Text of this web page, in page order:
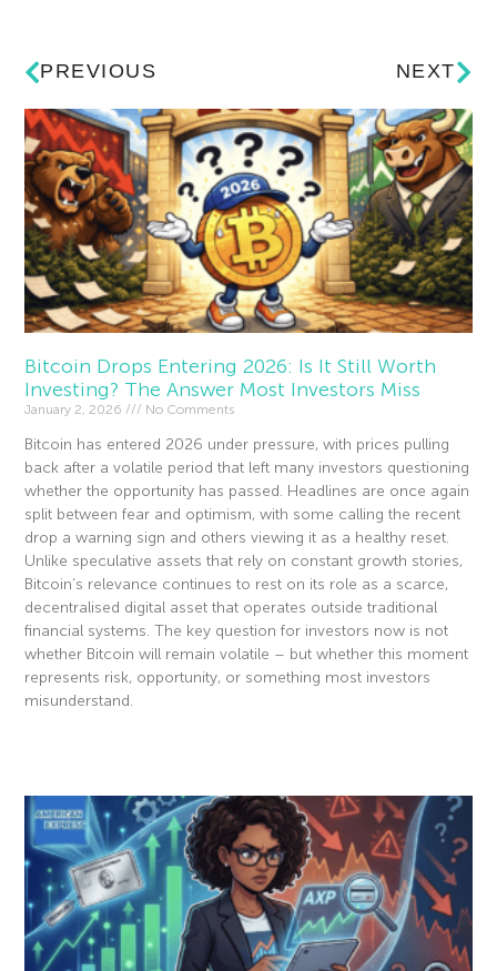
PREVIOUS NEXT
Bitcoin Drops Entering 2026: Is It Still Worth
Investing? The Answer Most Investors Miss
January 2, 2026 No Comments
Bitcoin has entered 2026 under pressure, with prices pulling
back after a volatile period that left many investors questioning
whether the opportunity has passed. Headlines are once again
split between fear and optimism, with some calling the recent
drop a warning sign and others viewing it as a healthy reset.
Unlike speculative assets that rely on constant growth stories,
Bitcoin’s relevance continues to rest on its role as a scarce,
decentralised digital asset that operates outside traditional
financial systems. The key question for investors now is not
whether Bitcoin will remain volatile – but whether this moment
represents risk, opportunity, or something most investors
misunderstand.